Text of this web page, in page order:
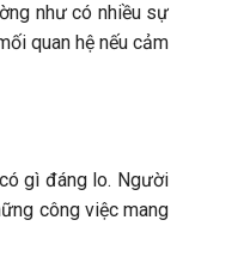
như có nhiều sự
quan hệ nếu cảm
gì đáng lo. Người
công việc mang